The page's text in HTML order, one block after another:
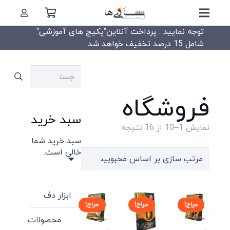
توجه نمایید : پرداخت آنلاین”پکیج های آموزشی”
شامل 15 درصد تخفیف خواهد شد.
فروشگاه
نمایش 1–10 از 16 نتیجه
popularity
حراج! حراج! حراج!
جستجو
سبد خرید
سبد خرید شما
خالی است.
ابزار دف
محصولات